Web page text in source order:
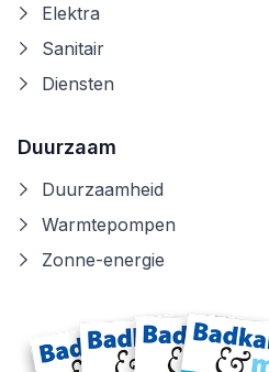
Elektra
Sanitair
Diensten
Duurzaam
Duurzaamheid
Warmtepompen
Zonne-energie